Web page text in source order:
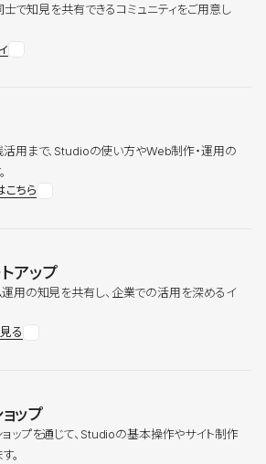
で知見を共有できるコミュニティをご用意し
用まで、Studioの使い方やWeb制作・運用の
ちら
アップ
用の知見を共有し、企業での活用を深めるイ
る
ップ
ップを通じて、Studioの基本操作やサイト制作
。